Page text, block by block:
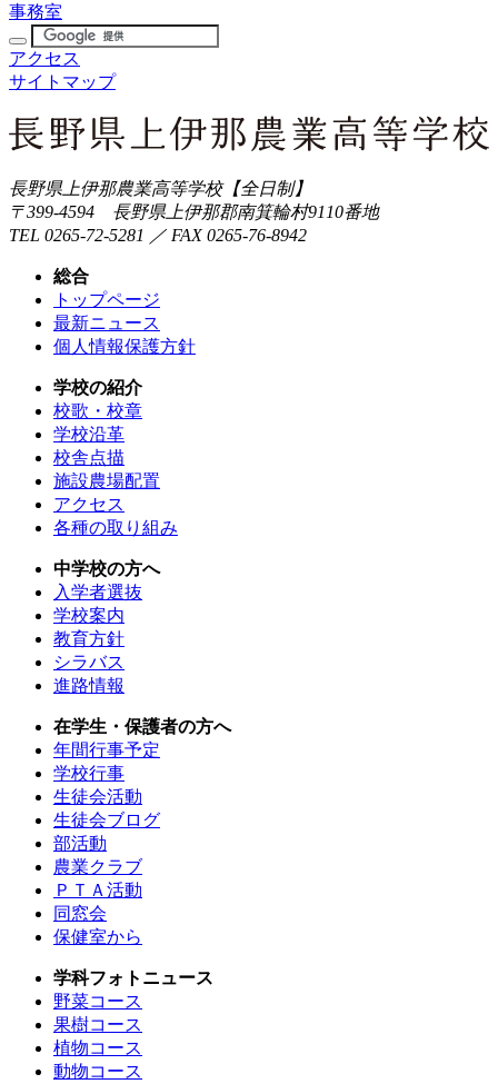
事務室
アクセス
サイトマップ
長野県上伊那農業高等学校【全日制】
〒399-4594 長野県上伊那郡南箕輪村9110番地
TEL 0265-72-5281 ／ FAX 0265-76-8942
総合
トップページ
最新ニュース
個人情報保護方針
学校の紹介
校歌・校章
学校沿革
校舎点描
施設農場配置
アクセス
各種の取り組み
中学校の方へ
入学者選抜
学校案内
教育方針
シラバス
進路情報
在学生・保護者の方へ
年間行事予定
学校行事
生徒会活動
生徒会ブログ
部活動
農業クラブ
ＰＴＡ活動
同窓会
保健室から
学科フォトニュース
野菜コース
果樹コース
植物コース
動物コース